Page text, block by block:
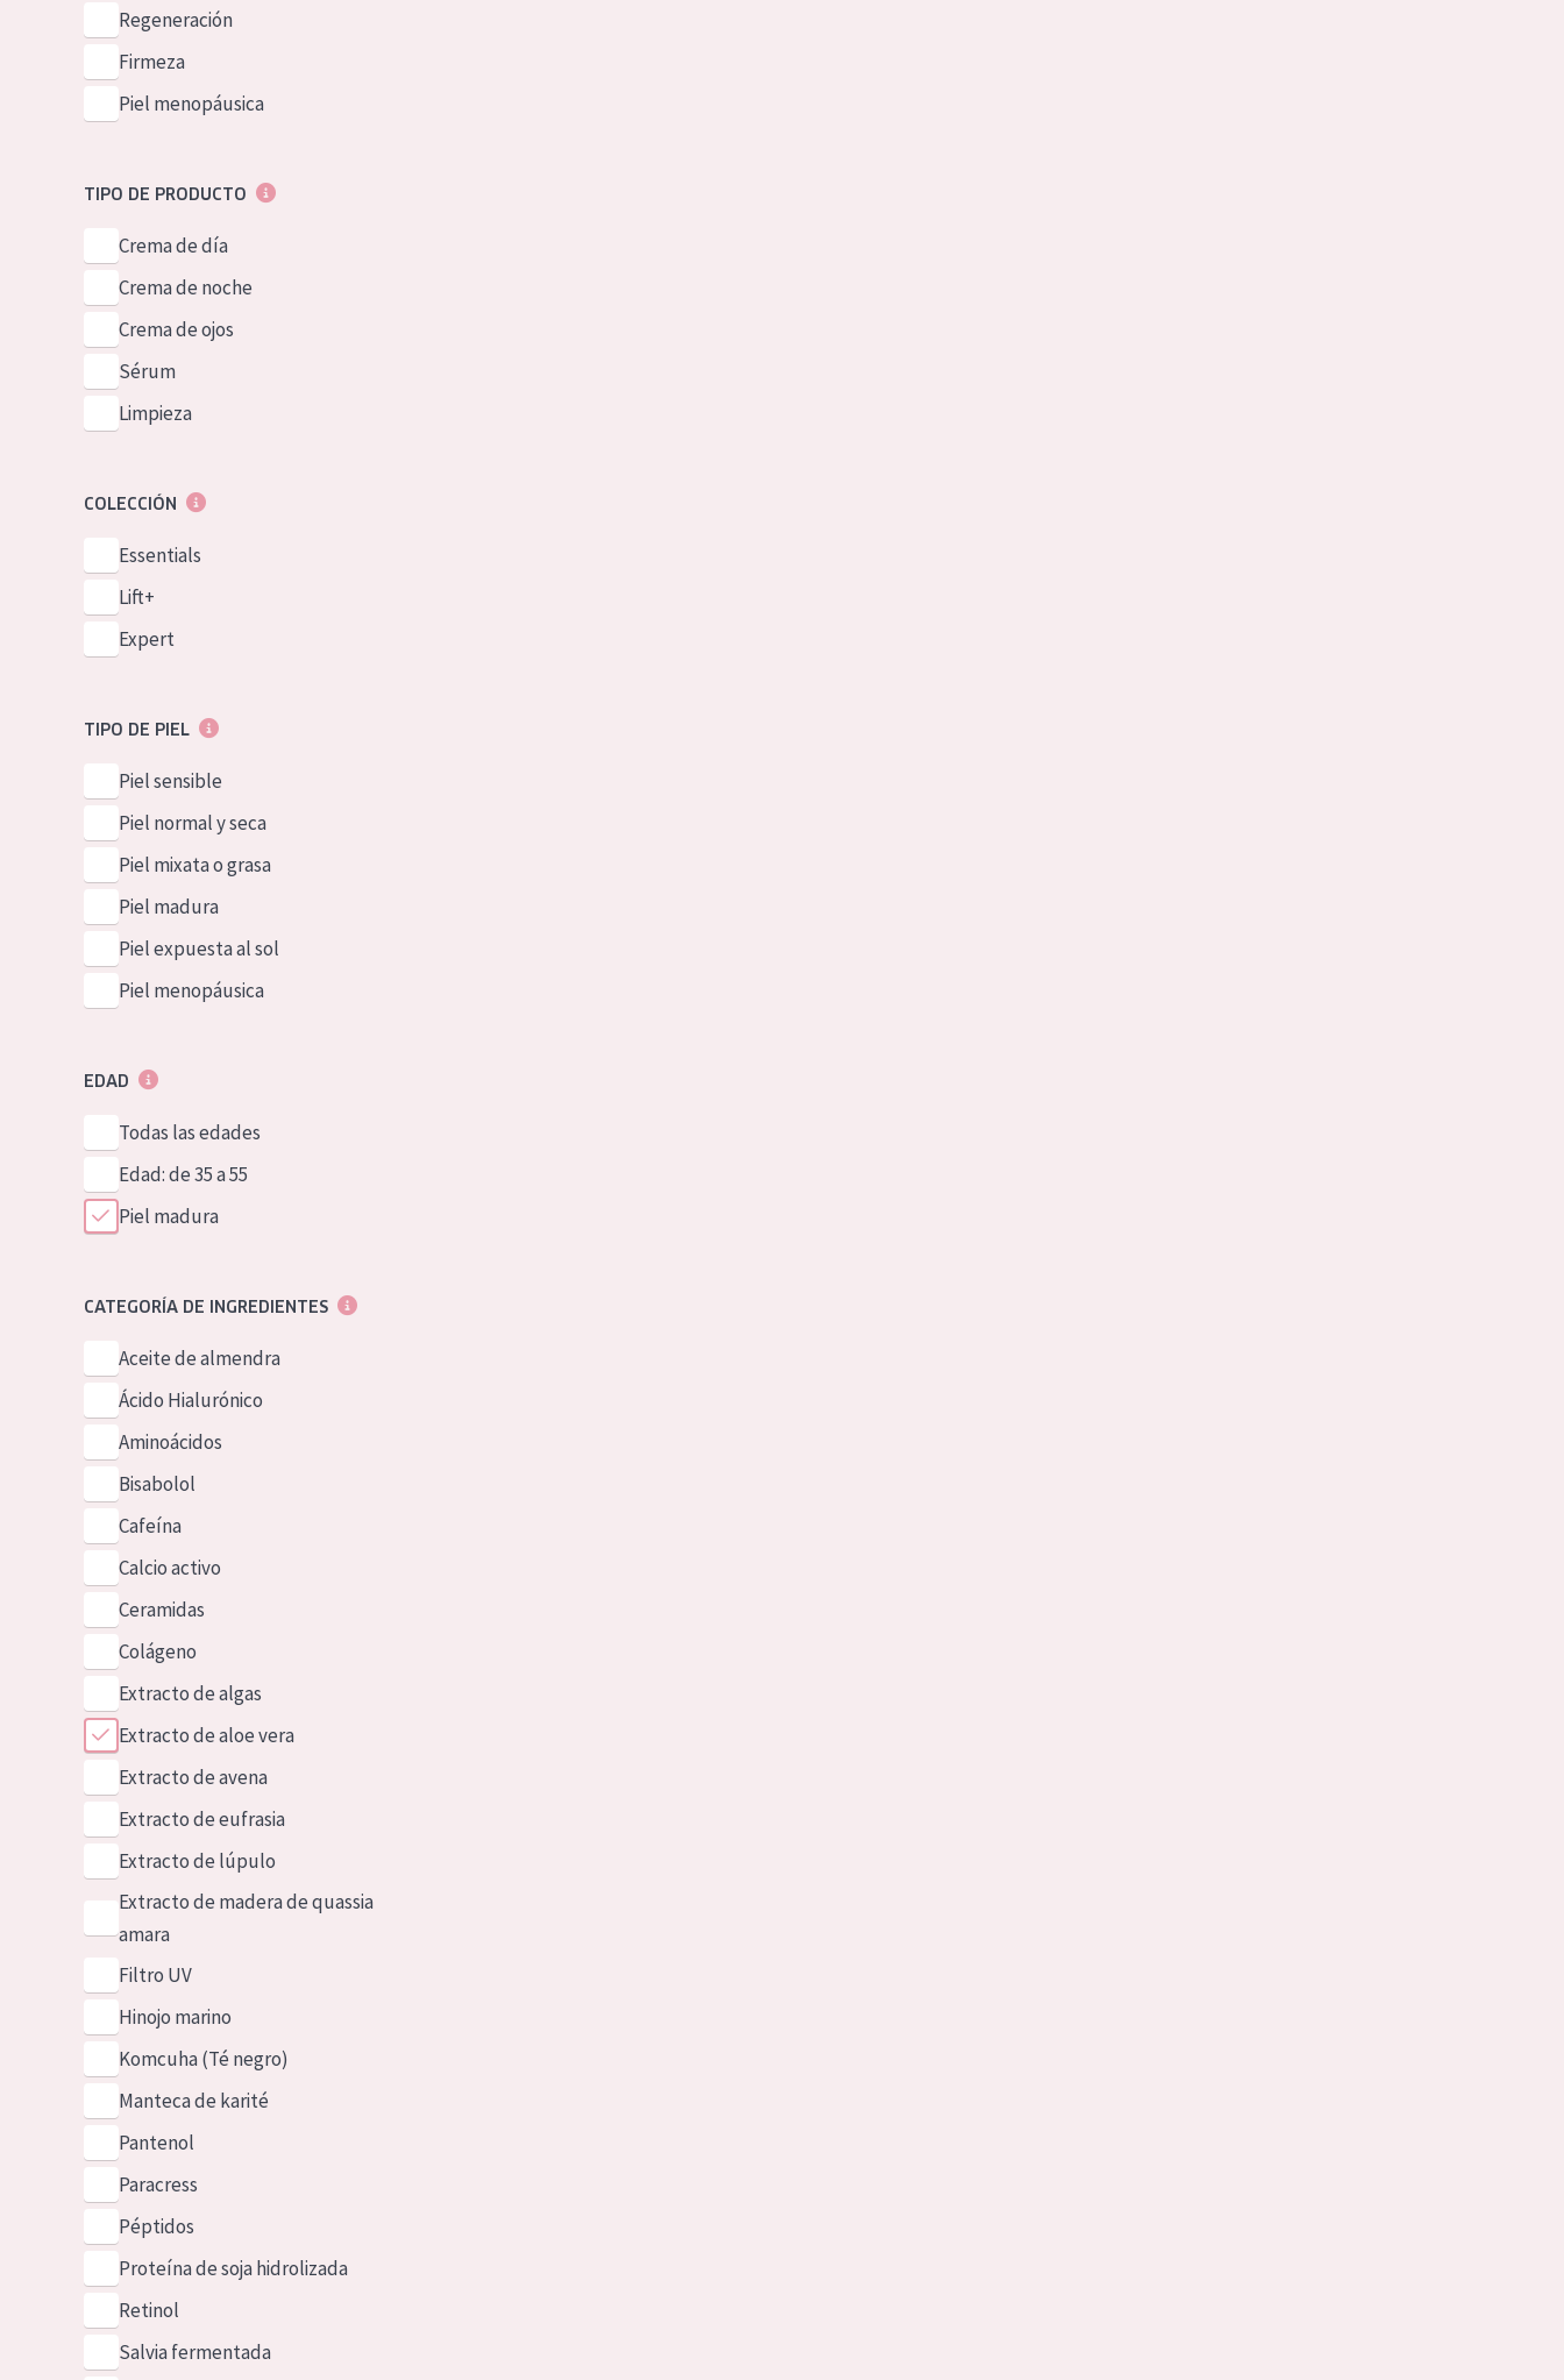
German
Spanish
Greek
Regeneración
Firmeza
Piel menopáusica
TIPO DE PRODUCTO
Crema de día
Crema de noche
Crema de ojos
Sérum
Limpieza
COLECCIÓN
Essentials
Lift+
Expert
TIPO DE PIEL
Piel sensible
Piel normal y seca
Piel mixata o grasa
Piel madura
Piel expuesta al sol
Piel menopáusica
EDAD
Todas las edades
Edad: de 35 a 55
Piel madura
CATEGORÍA DE INGREDIENTES
Aceite de almendra
Ácido Hialurónico
Aminoácidos
Bisabolol
Cafeína
Calcio activo
Ceramidas
Colágeno
Extracto de algas
Extracto de aloe vera
Extracto de avena
Extracto de eufrasia
Extracto de lúpulo
Extracto de madera de quassia
amara
Filtro UV
Hinojo marino
Komcuha (Té negro)
Manteca de karité
Pantenol
Paracress
Péptidos
Proteína de soja hidrolizada
Retinol
Salvia fermentada